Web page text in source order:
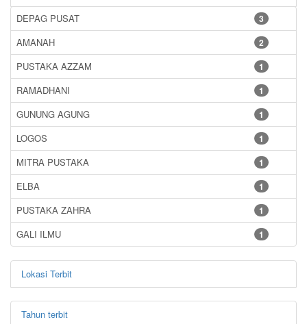
DEPAG PUSAT
3
AMANAH 2
PUSTAKA AZZAM 1
RAMADHANI 1
GUNUNG AGUNG 1
LOGOS 1
MITRA PUSTAKA 1
ELBA 1
PUSTAKA ZAHRA 1
GALI ILMU 1
Lokasi Terbit
Tahun terbit